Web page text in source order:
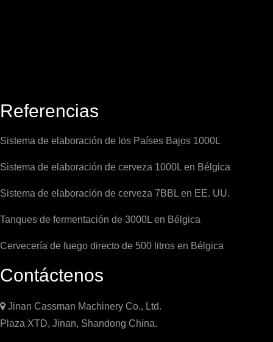
Referencias
Sistema de elaboración de los Países Bajos 1000L
Sistema de elaboración de cerveza 1000L en Bélgica
Sistema de elaboración de cerveza 7BBL en EE. UU.
Tanques de fermentación de 3000L en Bélgica
Cervecería de fuego directo de 500 litros en Bélgica
Contáctenos
 Jinan Cassman Machinery Co., Ltd.
Plaza XTD, Jinan, Shandong China.